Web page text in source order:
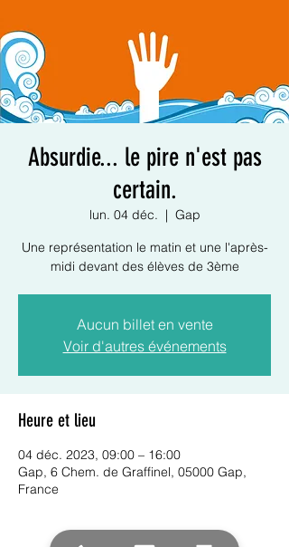
Absurdie... le pire n'est pas
certain.
lun. 04 déc.
  |
Gap
Une représentation le matin et une l'après-
midi devant des élèves de 3ème
Aucun billet en vente
Voir d'autres événements
Heure et lieu
04 déc. 2023, 09:00 – 16:00
Gap, 6 Chem. de Graffinel, 05000 Gap,
France